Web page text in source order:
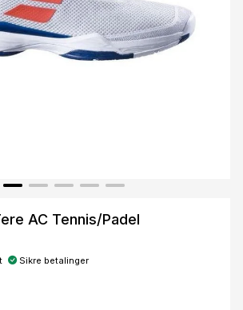
AC Tennis/Padel
Sikre betalinger